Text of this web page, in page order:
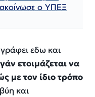
ο ΥΠΕΞ
εδω και
ετοιμάζεται να
με τον ίδιο τρόπο
και